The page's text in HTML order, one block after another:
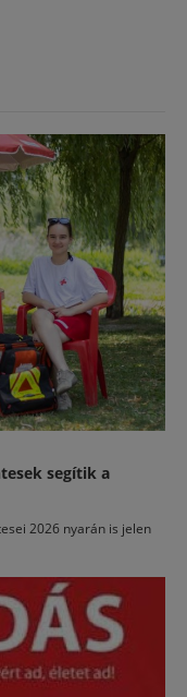
segítik a
2026 nyarán is jelen